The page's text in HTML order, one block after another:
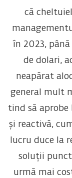
că
în 2023,
de dolari,
neapărat
general mult
tind să
și reactivă,
lucru duce la
soluții
urmă mai